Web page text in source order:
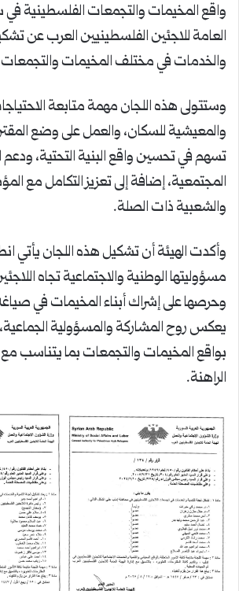
واقع المخيمات والتجمعات الفلسطينية في
العامة للاجئين الفلسطينيين العرب عن
والخدمات في مختلف المخيمات والتجمعات
وستتولى هذه اللجان مهمة متابعة
والمعيشية للسكان، والعمل على وضع
تسهم في تحسين واقع البنية التحتية، ودعم
المجتمعية، إضافة إلى تعزيز التكامل مع
والشعبية ذات الصلة.
وأكدت الهيئة أن تشكيل هذه اللجان يأتي
مسؤوليتها الوطنية والاجتماعية تجاه
وحرصها على إشراك أبناء المخيمات في
يعكس روح المشاركة والمسؤولية
بواقع المخيمات والتجمعات بما يتناسب
الراهنة.